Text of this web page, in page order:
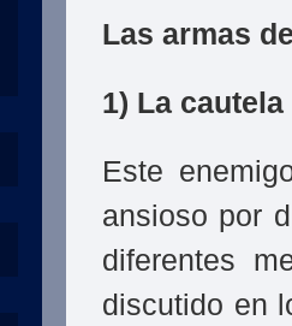
Las armas
1) La
Este
ansioso por
diferentes
discutido en